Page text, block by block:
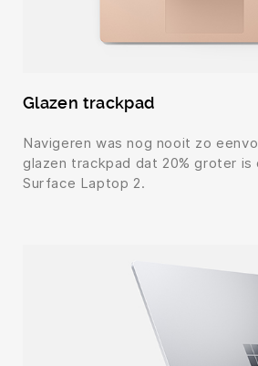
Glazen trackpad
Navigeren was nog nooit zo
glazen trackpad dat 20% groter is
Surface Laptop 2.